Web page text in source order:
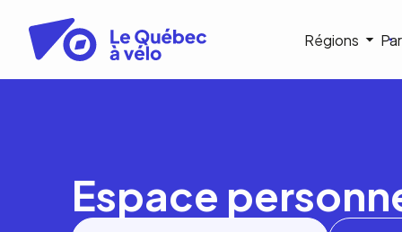
contenu
principal
Régions
Espace